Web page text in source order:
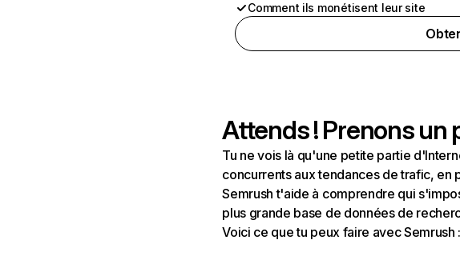
Comment ils monétisent leur site
Attends ! Prenons un
Tu ne vois là qu'une petite partie
concurrents aux tendances de trafic, en
Semrush t'aide à comprendre qui
plus grande base de données de
Voici ce que tu peux faire avec Semrush